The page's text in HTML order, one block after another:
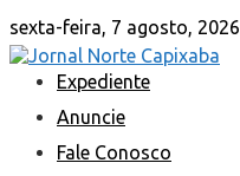
sexta-feira, 7 agosto, 2026
Expediente
Anuncie
Fale Conosco